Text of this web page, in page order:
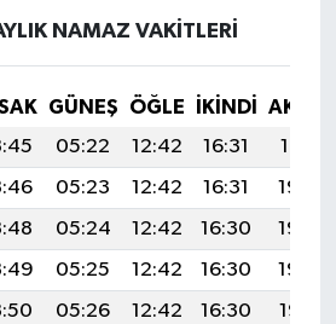
NAMAZ VAKITLERI
GÜNEŞ ÖĞLE İKINDI
05:22 12:42 16:31
19:51
05:23 12:42 16:31
19:50
05:24 12:42 16:30
19:49
05:25 12:42 16:30
19:48
05:26 12:42 16:30
19:47